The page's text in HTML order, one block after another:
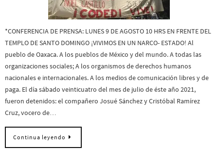
*CONFERENCIA DE PRENSA: LUNES 9 DE AGOSTO 10 HRS EN FRENTE DEL
TEMPLO DE SANTO DOMINGO ¡VIVIMOS EN UN NARCO- ESTADO! Al
pueblo de Oaxaca. A los pueblos de México y del mundo. A todas las
organizaciones sociales; A los organismos de derechos humanos
nacionales e internacionales. A los medios de comunicación libres y de
paga. El día sábado veinticuatro del mes de julio de éste año 2021,
fueron detenidos: el compañero Josué Sánchez y Cristóbal Ramírez
Cruz, vocero de…
Continua leyendo